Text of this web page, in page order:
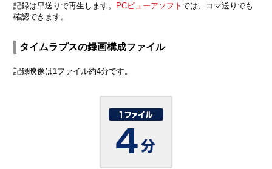
記録は早送りで再生します。 PCビューアソフトでは、コマ送りでも
確認できます。
タイムラプスの録画構成ファイル
記録映像は1ファイル約4分です。